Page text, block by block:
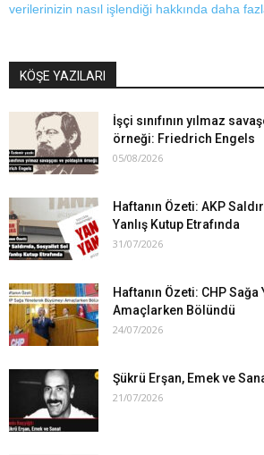
verilerinizin nasıl işlendiği hakkında daha
KÖŞE YAZILARI
İşçi sınıfının yılmaz
örneği: Friedrich Engels
05/08/2026
Haftanın Özeti: AKP
Yanlış Kutup Etrafında
31/07/2026
Haftanın Özeti: CHP
Amaçlarken Bölündü
24/07/2026
Şükrü Erşan, Emek ve
21/07/2026